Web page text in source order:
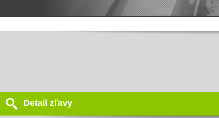
Detail zľavy